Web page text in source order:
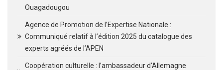
Ouagadougou
Agence de Promotion de l’Expertise Nationale :
Communiqué relatif à l’édition 2025 du catalogue des
experts agréés de l’APEN
Coopération culturelle : l’ambassadeur d’Allemagne